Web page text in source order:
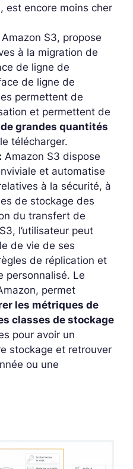
est encore moins cher
Amazon S3, propose
à la migration de
de ligne de
de ligne de
permettent de
et permettent de
grandes quantités
télécharger.
Amazon S3 dispose
et automatise
à la sécurité, à
de stockage des
du transfert de
l’utilisateur peut
de vie de ses
de réplication et
personnalisé. Le
permet
les métriques de
classes de stockage
pour avoir un
stockage et retrouver
ou une